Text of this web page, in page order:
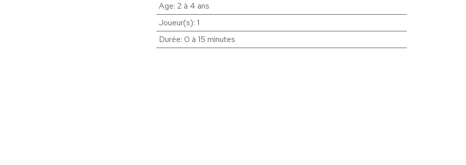
Age: 2 à 4 ans
Joueur(s): 1
Durée: 0 à 15 minutes